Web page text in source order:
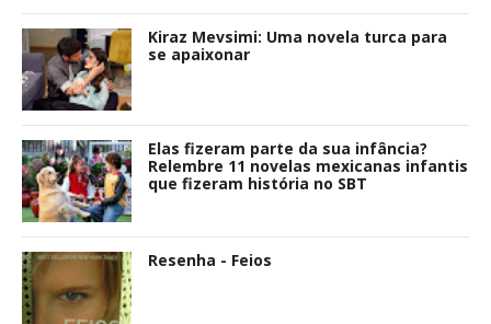
Kiraz Mevsimi: Uma novela turca para
se apaixonar
Elas fizeram parte da sua infância?
Relembre 11 novelas mexicanas infantis
que fizeram história no SBT
Resenha - Feios